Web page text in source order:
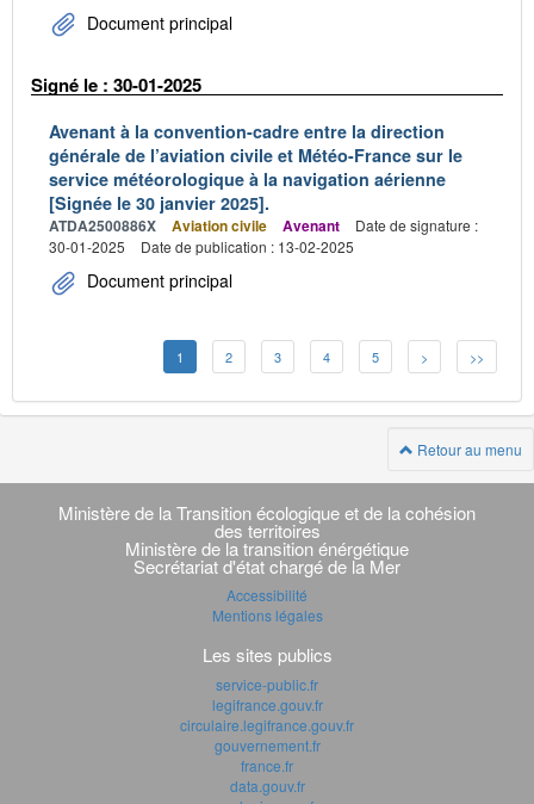
Document principal
Signé le : 30-01-2025
Avenant à la convention-cadre entre la direction
générale de l’aviation civile et Météo-France sur le
service météorologique à la navigation aérienne
[Signée le 30 janvier 2025].
ATDA2500886X Aviation civile Avenant
Date de signature :
30-01-2025
Date de publication : 13-02-2025
Document principal
1 2 3 4 5 > >>
Retour au menu
Navigation
transverse
Ministère de la Transition écologique et de la cohésion
des territoires
Ministère de la transition énérgétique
Secrétariat d'état chargé de la Mer
Accessibilité
Mentions légales
Les sites publics
service-public.fr
legifrance.gouv.fr
circulaire.legifrance.gouv.fr
gouvernement.fr
france.fr
data.gouv.fr